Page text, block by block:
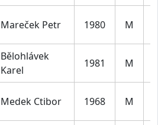
Mareček Petr 1980 M
Bělohlávek
Karel
1981 M
Medek Ctibor 1968 M